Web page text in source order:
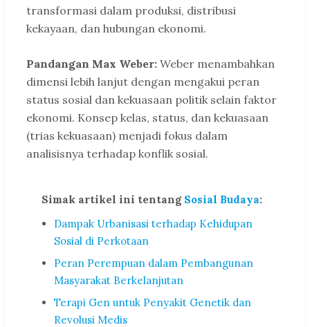
transformasi dalam produksi, distribusi
kekayaan, dan hubungan ekonomi.
Pandangan Max Weber: Weber menambahkan
dimensi lebih lanjut dengan mengakui peran
status sosial dan kekuasaan politik selain faktor
ekonomi. Konsep kelas, status, dan kekuasaan
(trias kekuasaan) menjadi fokus dalam
analisisnya terhadap konflik sosial.
Simak artikel ini tentang Sosial Budaya:
Dampak Urbanisasi terhadap Kehidupan
Sosial di Perkotaan
Peran Perempuan dalam Pembangunan
Masyarakat Berkelanjutan
Terapi Gen untuk Penyakit Genetik dan
Revolusi Medis